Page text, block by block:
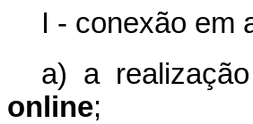
I - conexão em
a) a
online;